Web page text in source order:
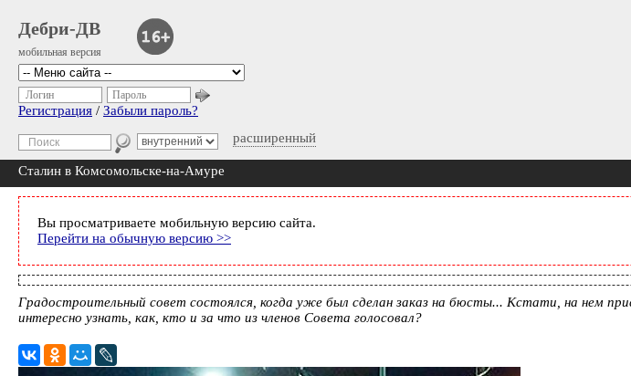
Дебри-ДВ
мобильная версия
расширенный
Логин Пароль
Регистрация / Забыли пароль?
Сталин в Комсомольске-на-Амуре
Вы просматриваете мобильную версию сайта.
Перейти на обычную версию >>
Градостроительный совет состоялся, когда уже был сделан заказ на бюсты... Кстати, на нем
интересно узнать, как, кто и за что из членов Совета голосовал?